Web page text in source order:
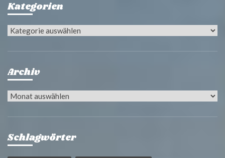
Kategorien
Kategorien
Archiv
Archiv
Schlagwörter